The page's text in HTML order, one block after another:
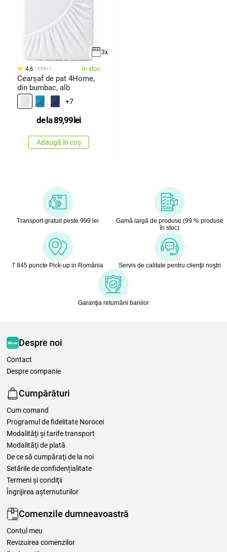
3x
4,6 359x în stoc
Cearșaf de pat 4Home,
din bumbac, alb
+7
de la89,99 lei
Adaugă în coș
Transport gratuit peste 999 lei
Gamă largă de produse (99 % produse
în stoc)
7 845 puncte Pick-up in România Servis de calitate pentru clienţii noştri
Garanţia returnării banilor
Despre noi
Contact
Despre companie
Cumpărături
Cum comand
Programul de fidelitate Norocei
Modalităţi şi tarife transport
Modalităţi de plată
De ce să cumpăraţi de la noi
Setările de confidențialitate
Termeni şi condiţii
Îngrijirea așternuturilor
Comenzile dumneavoastră
Contul meu
Revizuirea comenzilor